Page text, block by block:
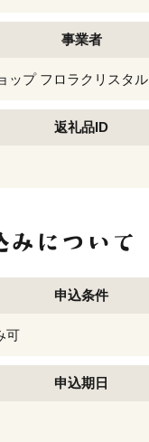
事業者
ップ フロラクリスタル
返礼品ID
申込条件
可
申込期日